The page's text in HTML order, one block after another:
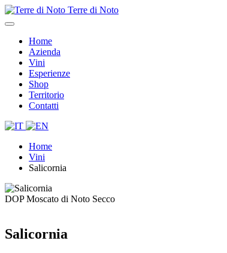
Terre di Noto
Home
Azienda
Vini
Esperienze
Shop
Territorio
Contatti
Home
Vini
Salicornia
DOP Moscato di Noto Secco
Salicornia